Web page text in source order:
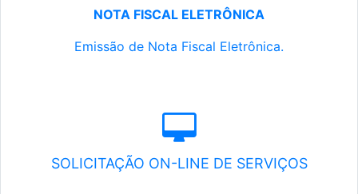
NOTA FISCAL ELETRÔNICA
Emissão de Nota Fiscal Eletrônica.
SOLICITAÇÃO ON-LINE DE SERVIÇOS